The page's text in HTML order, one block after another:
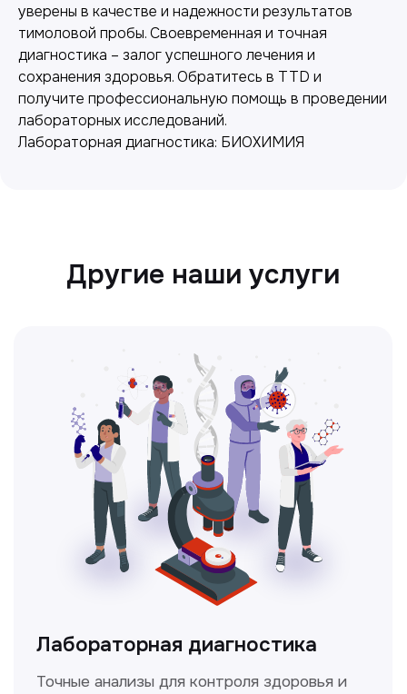
уверены в качестве и надежности результатов
тимоловой пробы. Своевременная и точная
диагностика – залог успешного лечения и
сохранения здоровья. Обратитесь в TTD и
получите профессиональную помощь в проведении
лабораторных исследований.
Лабораторная диагностика: БИОХИМИЯ
Лабораторная диагностика
Точные анализы для контроля здоровья и
выявления заболеваний.
Ультразвуковая диагностика
Безопасный и точный метод для
обследования внутренних органов.